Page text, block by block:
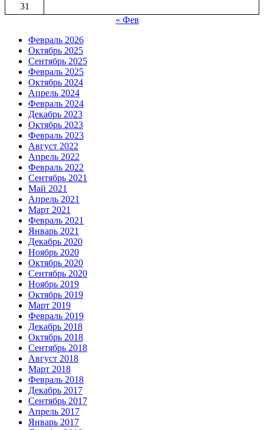
31
« Фев
Февраль 2026
Октябрь 2025
Сентябрь 2025
Февраль 2025
Октябрь 2024
Апрель 2024
Февраль 2024
Декабрь 2023
Октябрь 2023
Февраль 2023
Август 2022
Апрель 2022
Февраль 2022
Сентябрь 2021
Май 2021
Апрель 2021
Март 2021
Февраль 2021
Январь 2021
Декабрь 2020
Ноябрь 2020
Октябрь 2020
Сентябрь 2020
Ноябрь 2019
Октябрь 2019
Март 2019
Февраль 2019
Декабрь 2018
Октябрь 2018
Сентябрь 2018
Август 2018
Март 2018
Февраль 2018
Декабрь 2017
Сентябрь 2017
Апрель 2017
Январь 2017